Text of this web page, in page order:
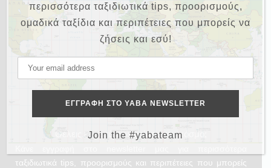
NEWSLETTER
Θέλεις και εσύ να γυρίσεις τον κόσμο;
ταξιδιωτικά tips, προορισμούς και περιπέτειες που μπορείς
περισσότερα ταξιδιωτικά tips, προορισμούς,
ομαδικά ταξίδια και περιπέτειες που μπορείς να
ζήσεις και εσύ!
Join the #yabateam